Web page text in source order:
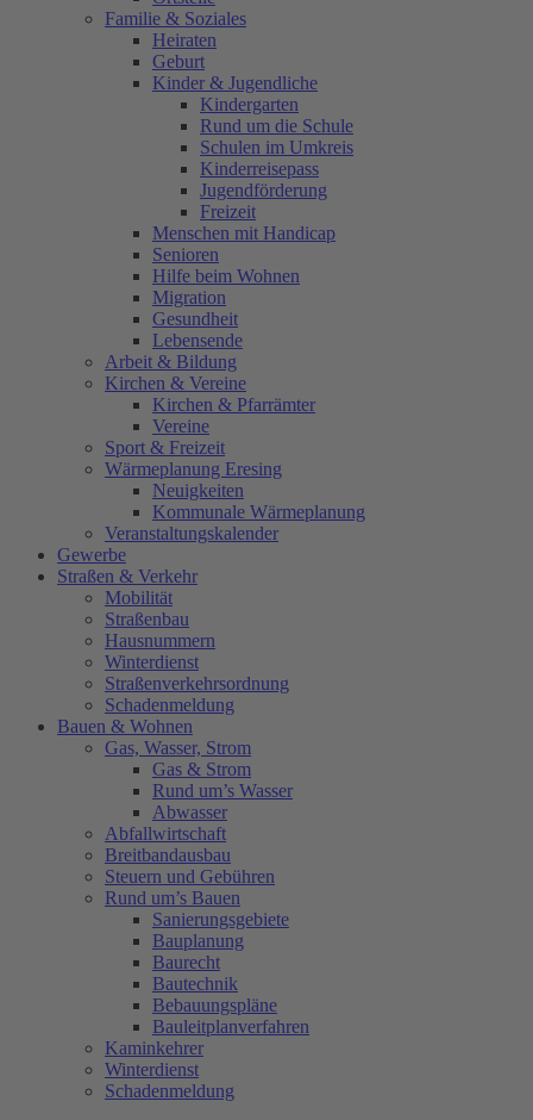
Familie & Soziales
Heiraten
Geburt
Kinder & Jugendliche
Kindergarten
Rund um die Schule
Schulen im Umkreis
Kinderreisepass
Jugendförderung
Freizeit
Menschen mit Handicap
Senioren
Hilfe beim Wohnen
Migration
Gesundheit
Lebensende
Arbeit & Bildung
Kirchen & Vereine
Kirchen & Pfarrämter
Vereine
Sport & Freizeit
Wärmeplanung Eresing
Neuigkeiten
Kommunale Wärmeplanung
Veranstaltungskalender
Gewerbe
Straßen & Verkehr
Mobilität
Straßenbau
Hausnummern
Winterdienst
Straßenverkehrsordnung
Schadenmeldung
Bauen & Wohnen
Gas, Wasser, Strom
Gas & Strom
Rund um’s Wasser
Abwasser
Abfallwirtschaft
Breitbandausbau
Steuern und Gebühren
Rund um’s Bauen
Sanierungsgebiete
Bauplanung
Baurecht
Bautechnik
Bebauungspläne
Bauleitplanverfahren
Kaminkehrer
Winterdienst
Schadenmeldung